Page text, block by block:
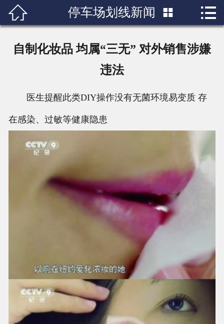
 首页
人才招聘
联系我们
 停车场划线新闻  
自制化妆品 均属“三无” 对外销售涉嫌
违法
医生提醒此类DIY操作没有无菌环境易变质 存
在感染、过敏等健康隐患